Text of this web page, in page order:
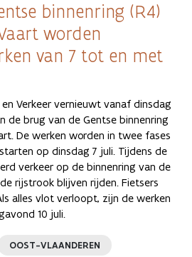
binnenring (R4)
worden
van 7 tot en met
Verkeer vernieuwt vanaf dinsdag
de brug van de Gentse binnenring
De werken worden in twee fases
op dinsdag 7 juli. Tijdens de
verkeer op de binnenring van de
rijstrook blijven rijden. Fietsers
alles vlot verloopt, zijn de werken
10 juli.
OOST-VLAANDEREN